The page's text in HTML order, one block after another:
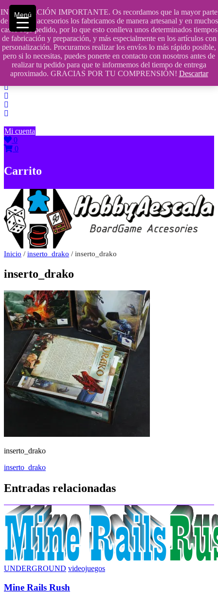
INFORMACIÓN IMPORTANTE. Os recordamos que la mayor parte
de nuestros accesorios los fabricamos de manera artesanal y en muchos
casos bajo pedido, por lo que esto conlleva unos determinados tiempos
de fabricación y preparación, y más especialmente en los artículos con
personalización. Procuramos realizar los envíos lo más rápido posible,
pero si lo necesitas, puedes ponerte en contacto con nosotros antes de
realizar tu pedido para que te informemos del tiempo de entrega
aproximado. GRACIAS POR TU COMPRENSIÓN! Descartar
Saltar
contenido
609241475 SOLO DE 10:00 a 14:00
info@hobbyaescala.com
San Fernando de Henares
10:00 - 14:00
Mi cuenta
0
0
Carrito
Inicio / inserto_drako / inserto_drako
inserto_drako
inserto_drako
Navegación
de
entradas
inserto_drako
Entradas relacionadas
UNDERGROUND videojuegos
Mine Rails Rush
Menú